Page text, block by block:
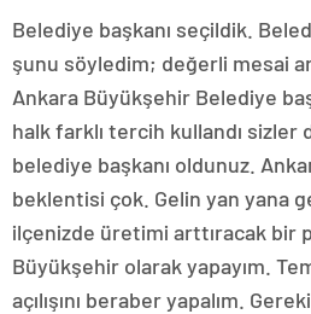
Belediye başkanı seçildik.
şunu söyledim; değerli mesai
Ankara Büyükşehir Belediye
halk farklı tercih kullandı
belediye başkanı oldunuz.
beklentisi çok. Gelin yan yana
ilçenizde üretimi arttıracak bir
Büyükşehir olarak yapayım.
açılışını beraber yapalım.